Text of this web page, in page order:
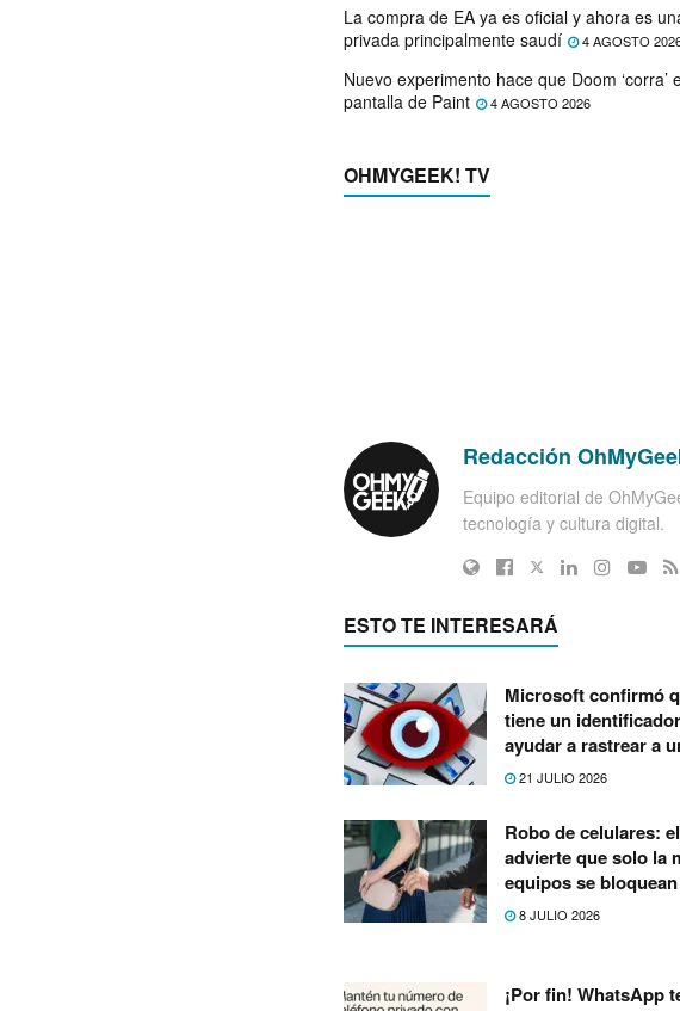
La compra de EA ya es oficial y ahora es
privada principalmente saudí
4 AGOSTO
Nuevo experimento hace que Doom ‘corra’
pantalla de Paint
4 AGOSTO 2026
OHMYGEEK! TV
Redacción
Equipo editorial de
tecnología y cultura digital.
ESTO TE INTERESARÁ
Microsoft confirmó
tiene un
ayudar a rastrear a
21 JULIO 2026
Robo de celulares:
advierte que solo la
equipos se
8 JULIO 2026
¡Por fin! WhatsApp